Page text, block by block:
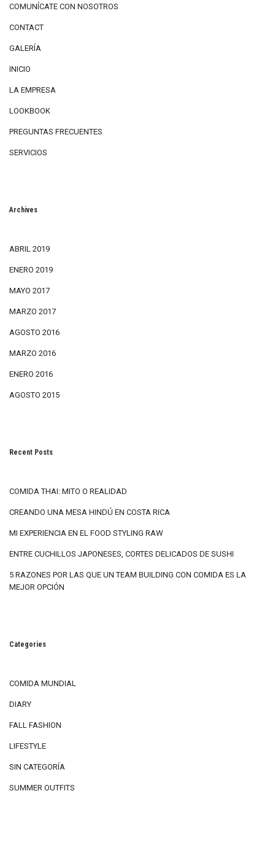
COMUNÍCATE CON NOSOTROS
CONTACT
GALERÍA
INICIO
LA EMPRESA
LOOKBOOK
PREGUNTAS FRECUENTES
SERVICIOS
Archives
ABRIL 2019
ENERO 2019
MAYO 2017
MARZO 2017
AGOSTO 2016
MARZO 2016
ENERO 2016
AGOSTO 2015
Recent Posts
COMIDA THAI: MITO O REALIDAD
CREANDO UNA MESA HINDÚ EN COSTA RICA
MI EXPERIENCIA EN EL FOOD STYLING RAW
ENTRE CUCHILLOS JAPONESES, CORTES DELICADOS DE SUSHI
5 RAZONES POR LAS QUE UN TEAM BUILDING CON COMIDA ES LA
MEJOR OPCIÓN
Categories
COMIDA MUNDIAL
DIARY
FALL FASHION
LIFESTYLE
SIN CATEGORÍA
SUMMER OUTFITS